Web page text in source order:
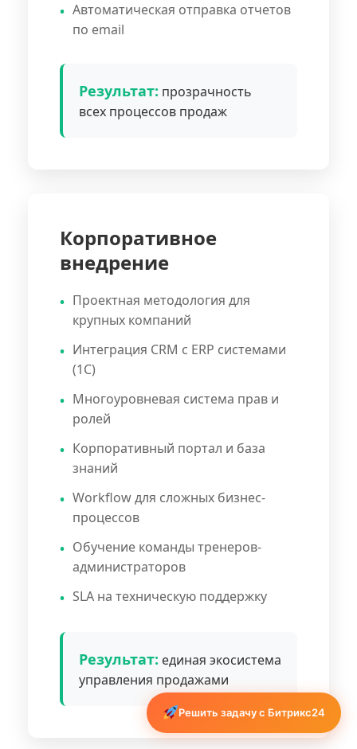
Автоматическая отправка отчетов
по email
Результат: прозрачность
всех процессов продаж
Корпоративное
внедрение
Проектная методология для
крупных компаний
Интеграция CRM с ERP системами
(1С)
Многоуровневая система прав и
ролей
Корпоративный портал и база
знаний
Workflow для сложных бизнес-
процессов
Обучение команды тренеров-
администраторов
SLA на техническую поддержку
Результат: единая экосистема
управления продажами
Решить задачу с Битрикс24